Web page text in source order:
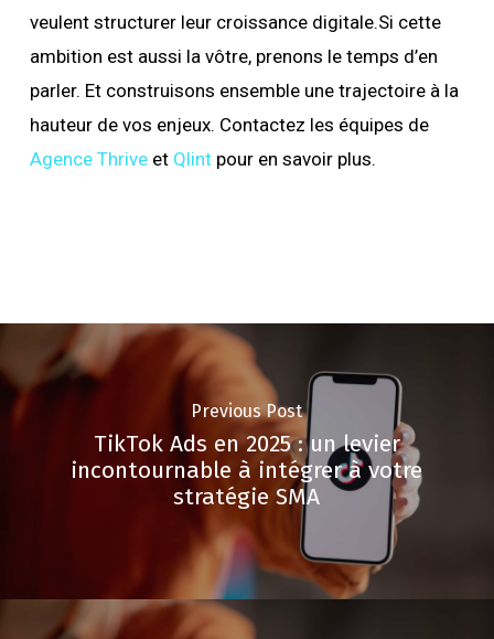
veulent structurer leur croissance digitale.Si cette
ambition est aussi la vôtre, prenons le temps d’en
parler. Et construisons ensemble une trajectoire à la
hauteur de vos enjeux. Contactez les équipes de
Agence Thriveet Qlintpour en savoir plus.
Previous Post
TikTok Ads en 2025 : un levier
incontournable à intégrer à votre
stratégie SMA